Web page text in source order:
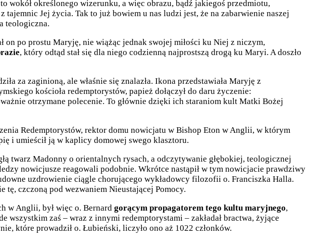
określonego wizerunku, a więc obrazu, bądź jakiegoś przedmiotu,
Jej życia. Tak to już bowiem u nas ludzi jest, że na zabarwienie naszej
teologiczna.
on po prostu Maryję, nie wiążąc jednak swojej miłości ku Niej z niczym,
, który odtąd stał się dla niego codzienną najprostszą drogą ku Maryi. A doszło
za zaginioną, ale właśnie się znalazła. Ikona przedstawiała Maryję z
kościoła redemptorystów, papież dołączył do daru życzenie:
otrzymane polecenie. To głównie dzięki ich staraniom kult Matki Bożej
Redemptorystów, rektor domu nowicjatu w Bishop Eton w Anglii, w którym
i umieścił ją w kaplicy domowej swego klasztoru.
twarz Madonny o orientalnych rysach, a odczytywanie głębokiej, teologicznej
nowicjusze reagowali podobnie. Wkrótce nastąpił w tym nowicjacie prawdziwy
uzdrowienie ciągle chorującego wykładowcy filozofii o. Franciszka Halla.
czczoną pod wezwaniem Nieustającej Pomocy.
w Anglii, był więc o. Bernard gorącym propagatorem tego kultu maryjnego,
zaś – wraz z innymi redemptorystami – zakładał bractwa, żyjące
które prowadził o. Łubieński, liczyło ono aż 1022 członków.